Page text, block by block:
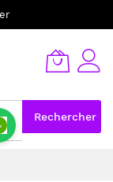
Rechercher